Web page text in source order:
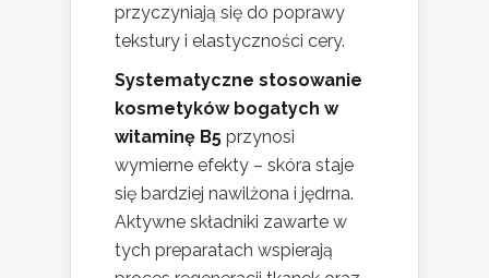
przyczyniają się do poprawy
tekstury i elastyczności cery.
Systematyczne stosowanie
kosmetyków bogatych w
witaminę B5 przynosi
wymierne efekty – skóra staje
się bardziej nawilżona i jędrna.
Aktywne składniki zawarte w
tych preparatach wspierają